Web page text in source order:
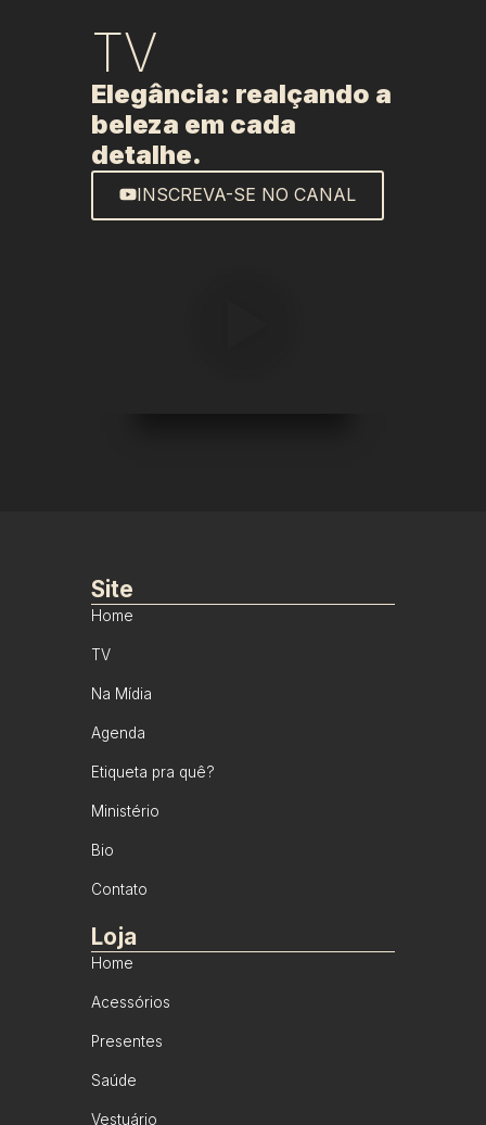
TV
Elegância: realçando a
beleza em cada
detalhe.
INSCREVA-SE NO CANAL
Site
Home
TV
Na Mídia
Agenda
Etiqueta pra quê?
Ministério
Bio
Contato
Loja
Home
Acessórios
Presentes
Saúde
Vestuário